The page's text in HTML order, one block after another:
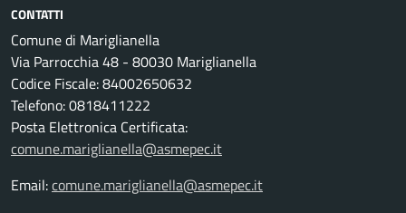
CONTATTI
Comune di Mariglianella
Via Parrocchia 48 - 80030 Mariglianella
Codice Fiscale: 84002650632
Telefono: 0818411222
Posta Elettronica Certificata:
comune.mariglianella@asmepec.it
Email:comune.mariglianella@asmepec.it